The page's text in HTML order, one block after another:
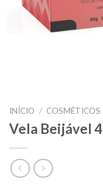
INÍCIO / COSMÉTICOS
Vela Beijável